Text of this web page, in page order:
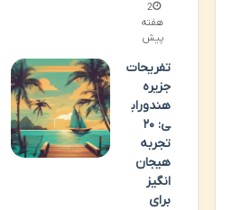
2
هفته
پیش
تفریحات
جزیره
هندوراب
ی: ۲۰
تجربه
هیجان
انگیز
برای